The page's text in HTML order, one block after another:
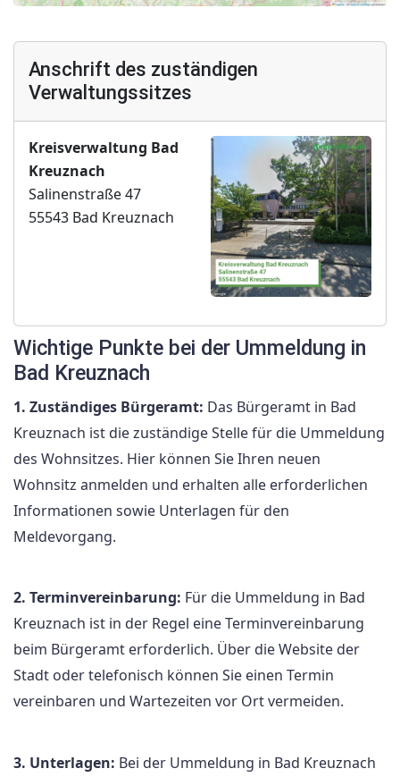
Anschrift des zuständigen
Verwaltungssitzes
Kreisverwaltung Bad
Kreuznach
Salinenstraße 47
55543 Bad Kreuznach
Wichtige Punkte bei der Ummeldung in
Bad Kreuznach
1. Zuständiges Bürgeramt: Das Bürgeramt in Bad
Kreuznach ist die zuständige Stelle für die Ummeldung
des Wohnsitzes. Hier können Sie Ihren neuen
Wohnsitz anmelden und erhalten alle erforderlichen
Informationen sowie Unterlagen für den
Meldevorgang.
2. Terminvereinbarung: Für die Ummeldung in Bad
Kreuznach ist in der Regel eine Terminvereinbarung
beim Bürgeramt erforderlich. Über die Website der
Stadt oder telefonisch können Sie einen Termin
vereinbaren und Wartezeiten vor Ort vermeiden.
3. Unterlagen: Bei der Ummeldung in Bad Kreuznach